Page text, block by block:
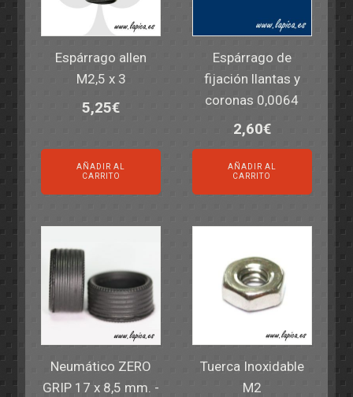
Espárrago allen
M2,5 x 3
5,25€
AÑADIR AL
CARRITO
Espárrago de
fijación llantas y
coronas 0,0064
2,60€
AÑADIR AL
CARRITO
Neumático ZERO
GRIP 17 x 8,5 mm. -
Tuerca Inoxidable
M2